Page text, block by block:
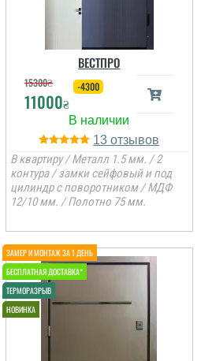
ВЕСТПРО
15300₴
11000₴
-4300
13
В квартиру / Металл 1.5 мм. / 2
контура / замки сейфовый и под
цилиндр с поворотником / МДФ
12/10 мм. / Полотно 75 мм.